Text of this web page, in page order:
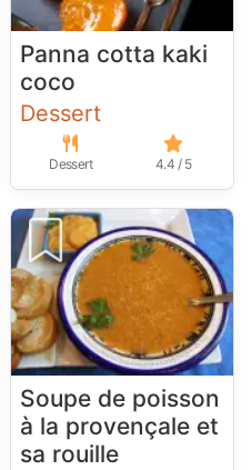
Panna cotta kaki
coco
Dessert
Dessert 4.4 / 5
Soupe de poisson
à la provençale et
sa rouille